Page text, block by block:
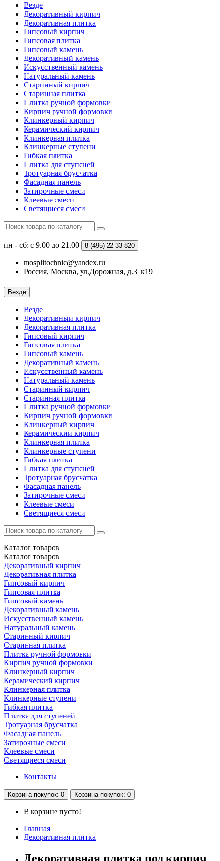
Везде
Декоративный кирпич
Декоративная плитка
Гипсовый кирпич
Гипсовая плитка
Гипсовый камень
Декоративный камень
Искусственный камень
Натуральный камень
Старинный кирпич
Старинная плитка
Плитка ручной формовки
Кирпич ручной формовки
Клинкерный кирпич
Керамический кирпич
Клинкерная плитка
Клинкерные ступени
Гибкая плитка
Плитка для ступеней
Тротуарная брусчатка
Фасадная панель
Затирочные смеси
Клеевые смеси
Светящиеся смеси
пн - сб: с 9.00 до 21.00 8 (495) 22-33-820
mosplitochnic@yandex.ru
Россия, Москва, ул.Дорожная, д.3, к19
Везде
Везде
Декоративный кирпич
Декоративная плитка
Гипсовый кирпич
Гипсовая плитка
Гипсовый камень
Декоративный камень
Искусственный камень
Натуральный камень
Старинный кирпич
Старинная плитка
Плитка ручной формовки
Кирпич ручной формовки
Клинкерный кирпич
Керамический кирпич
Клинкерная плитка
Клинкерные ступени
Гибкая плитка
Плитка для ступеней
Тротуарная брусчатка
Фасадная панель
Затирочные смеси
Клеевые смеси
Светящиеся смеси
Каталог товаров
Каталог товаров
Декоративный кирпич
Декоративная плитка
Гипсовый кирпич
Гипсовая плитка
Гипсовый камень
Декоративный камень
Искусственный камень
Натуральный камень
Старинный кирпич
Старинная плитка
Плитка ручной формовки
Кирпич ручной формовки
Клинкерный кирпич
Керамический кирпич
Клинкерная плитка
Клинкерные ступени
Гибкая плитка
Плитка для ступеней
Тротуарная брусчатка
Фасадная панель
Затирочные смеси
Клеевые смеси
Светящиеся смеси
Контакты
Корзина покупок: 0 Корзина покупок: 0
В корзине пусто!
Главная
Декоративная плитка
Декоративная плитка под кирпич